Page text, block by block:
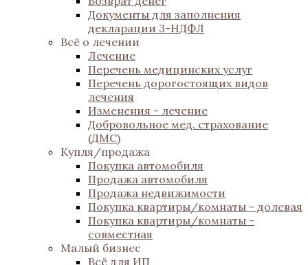
Документы для заполнения
декларации 3-НДФЛ
Всё о лечении
Лечение
Перечень медицинских услуг
Перечень дорогостоящих видов
лечения
Изменения - лечение
Добровольное мед. страхование
(ДМС)
Купля/продажа
Покупка автомобиля
Продажа автомобиля
Продажа недвижимости
Покупка квартиры/комнаты - долевая
Покупка квартиры/комнаты -
совместная
Малый бизнес
Всё для ИП